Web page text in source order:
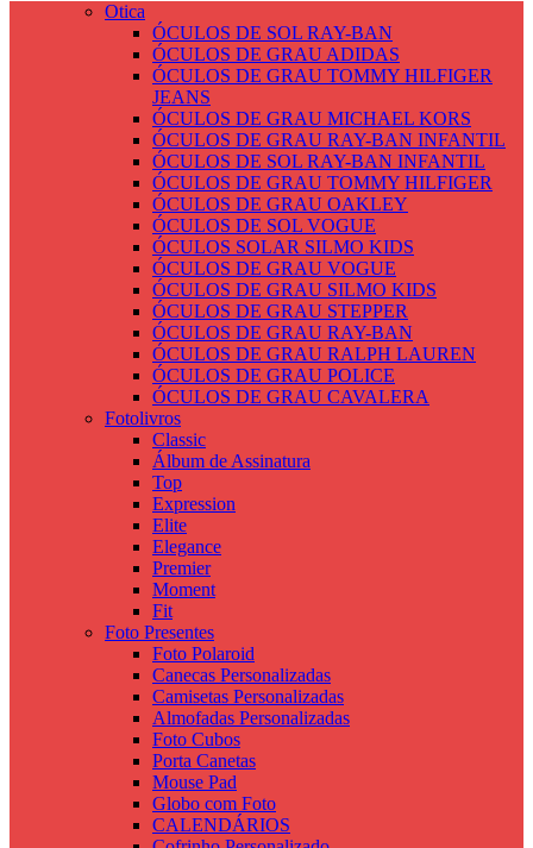
Otica
ÓCULOS DE SOL RAY-BAN
ÓCULOS DE GRAU ADIDAS
ÓCULOS DE GRAU TOMMY HILFIGER
JEANS
ÓCULOS DE GRAU MICHAEL KORS
ÓCULOS DE GRAU RAY-BAN INFANTIL
ÓCULOS DE SOL RAY-BAN INFANTIL
ÓCULOS DE GRAU TOMMY HILFIGER
ÓCULOS DE GRAU OAKLEY
ÓCULOS DE SOL VOGUE
ÓCULOS SOLAR SILMO KIDS
ÓCULOS DE GRAU VOGUE
ÓCULOS DE GRAU SILMO KIDS
ÓCULOS DE GRAU STEPPER
ÓCULOS DE GRAU RAY-BAN
ÓCULOS DE GRAU RALPH LAUREN
ÓCULOS DE GRAU POLICE
ÓCULOS DE GRAU CAVALERA
Fotolivros
Classic
Álbum de Assinatura
Top
Expression
Elite
Elegance
Premier
Moment
Fit
Foto Presentes
Foto Polaroid
Canecas Personalizadas
Camisetas Personalizadas
Almofadas Personalizadas
Foto Cubos
Porta Canetas
Mouse Pad
Globo com Foto
CALENDÁRIOS